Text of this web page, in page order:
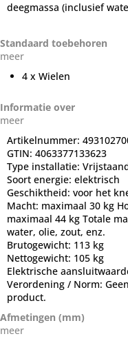
deegmassa (inclusief
Standaard toebehoren
meer
4 x Wielen
Informatie over
meer
Artikelnummer:
GTIN: 4063377133623
Type installatie:
Soort energie: elektrisch
Geschiktheid: voor het
Macht: maximaal 30 kg
maximaal 44 kg Totale
water, olie, zout, enz.
Brutogewicht: 113 kg
Nettogewicht: 105 kg
Elektrische
Verordening / Norm:
product.
Afmetingen (mm)
meer